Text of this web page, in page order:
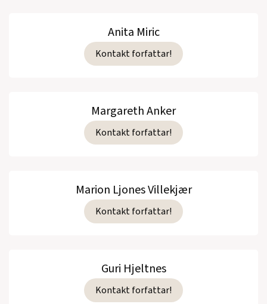
Anita Miric
Kontakt forfattar!
Margareth Anker
Kontakt forfattar!
Marion Ljones Villekjær
Kontakt forfattar!
Guri Hjeltnes
Kontakt forfattar!